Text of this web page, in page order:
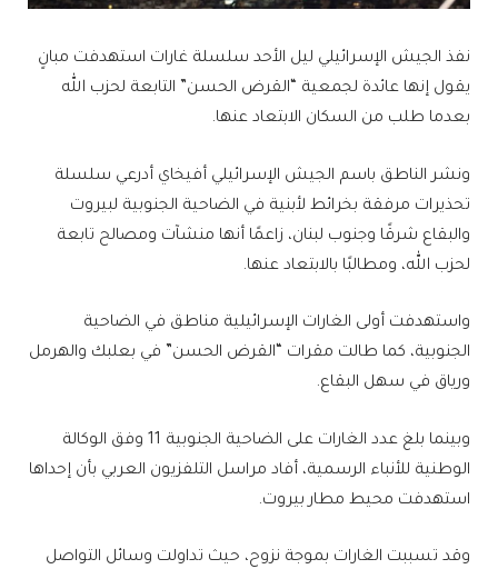
نفذ الجيش الإسرائيلي ليل الأحد سلسلة غارات استهدفت مبانٍ
يقول إنها عائدة لجمعية “القرض الحسن” التابعة لحزب الله
بعدما طلب من السكان الابتعاد عنها.
ونشر الناطق باسم الجيش الإسرائيلي أفيخاي أدرعي سلسلة
تحذيرات مرفقة بخرائط لأبنية في الضاحية الجنوبية لبيروت
والبقاع شرقًا وجنوب لبنان، زاعمًا أنها منشآت ومصالح تابعة
لحزب الله، ومطالبًا بالابتعاد عنها.
واستهدفت أولى الغارات الإسرائيلية مناطق في الضاحية
الجنوبية، كما طالت مقرات “القرض الحسن” في بعلبك والهرمل
ورياق في سهل البقاع.
وبينما بلغ عدد الغارات على الضاحية الجنوبية 11 وفق الوكالة
الوطنية للأنباء الرسمية، أفاد مراسل التلفزيون العربي بأن إحداها
استهدفت محيط مطار بيروت.
وقد تسببت الغارات بموجة نزوح، حيث تداولت وسائل التواصل